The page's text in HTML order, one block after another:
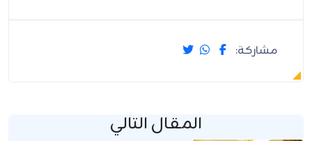
مشاركة:
المقال التالي